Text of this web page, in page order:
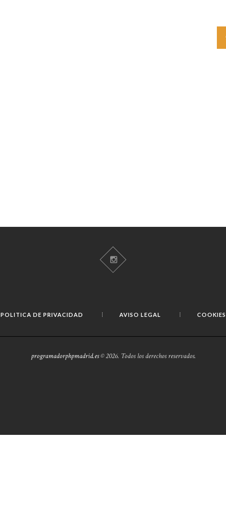
POLITICA DE PRIVACIDAD AVISO LEGAL COOKIES
programadorphpmadrid.es© 2026. Todos los derechos reservados.